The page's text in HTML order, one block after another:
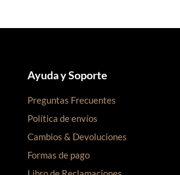
Ayuda y Soporte
Preguntas Frecuentes
Política de envíos
Cambios & Devoluciones
Formas de pago